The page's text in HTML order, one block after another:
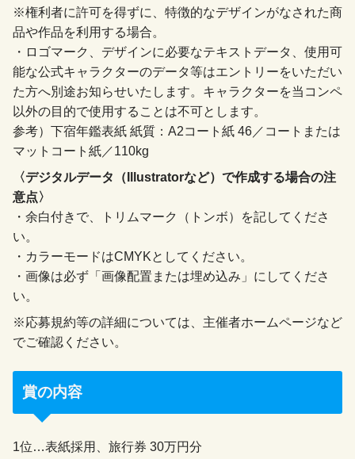
※権利者に許可を得ずに、特徴的なデザインがなされた商
品や作品を利用する場合。
・ロゴマーク、デザインに必要なテキストデータ、使用可
能な公式キャラクターのデータ等はエントリーをいただい
た方へ別途お知らせいたします。キャラクターを当コンペ
以外の目的で使用することは不可とします。
参考）下宿年鑑表紙 紙質：A2コート紙 46／コートまたは
マットコート紙／110kg
〈デジタルデータ（Illustratorなど）で作成する場合の注
意点〉
・余白付きで、トリムマーク（トンボ）を記してくださ
い。
・カラーモードはCMYKとしてください。
・画像は必ず「画像配置または埋め込み」にしてくださ
い。
※応募規約等の詳細については、主催者ホームページなど
でご確認ください。
賞の内容
1位…表紙採用、旅行券 30万円分